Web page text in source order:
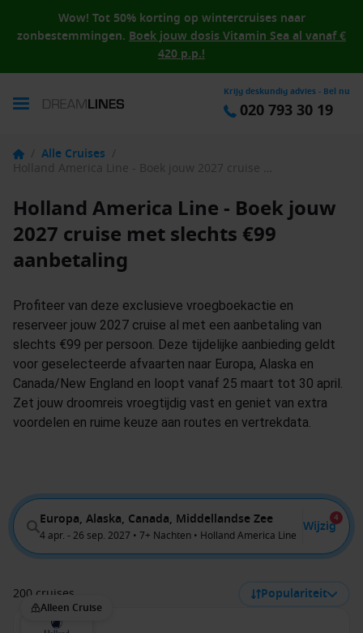
Wow! Tot 50% korting op wintercruises naar
zonbestemmingen. Boek jouw dosis Vitamin Sea al vanaf €
420 p.p.!
Krijg deskundig advies - Bel nu
020 793 30 19
/ Alle Cruises /
Holland America Line - Boek jouw 2027 cruise met slechts €99 aanbetaling
Holland America Line - Boek jouw
2027 cruise met slechts €99
aanbetaling
Profiteer van deze exclusieve vroegboekactie en
reserveer jouw 2027 cruise al met een aanbetaling van
slechts €99 per persoon. Deze tijdelijke aanbieding geldt
voor geselecteerde afvaarten naar Europa, Alaska en
Canada/New England en loopt vanaf 25 maart tot 30 april.
Zet jouw droomreis vroegtijdig vast en geniet van extra
voordelen en ruime keuze aan routes en vertrekdata.
Europa, Alaska, Canada, Middellandse Zee
4 apr. - 26 sep. 2027 • 7+ Nachten • Holland America Line
Wijzig
4
200 cruises Populariteit
Alleen Cruise